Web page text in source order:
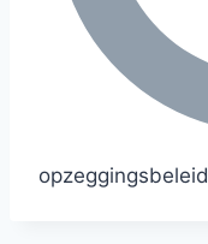
opzeggingsbeleid